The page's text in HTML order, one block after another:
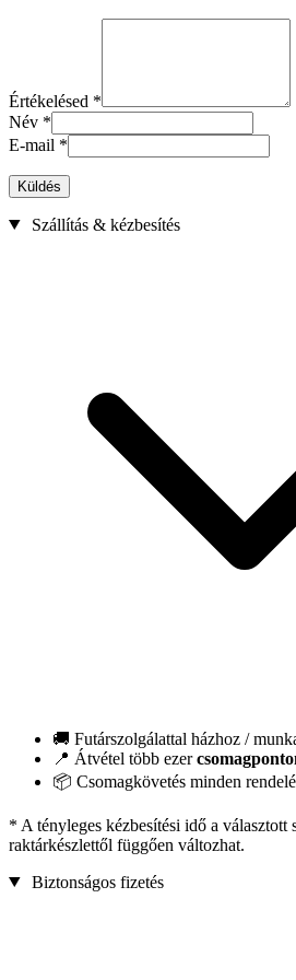
Értékelésed *
Név *
E-mail *
Küldés
Szállítás & kézbesítés
🚚 Futárszolgálattal házhoz /
📍 Átvétel több ezer
📦 Csomagkövetés minden
* A tényleges kézbesítési idő a választott
raktárkészlettől függően változhat.
Biztonságos fizetés